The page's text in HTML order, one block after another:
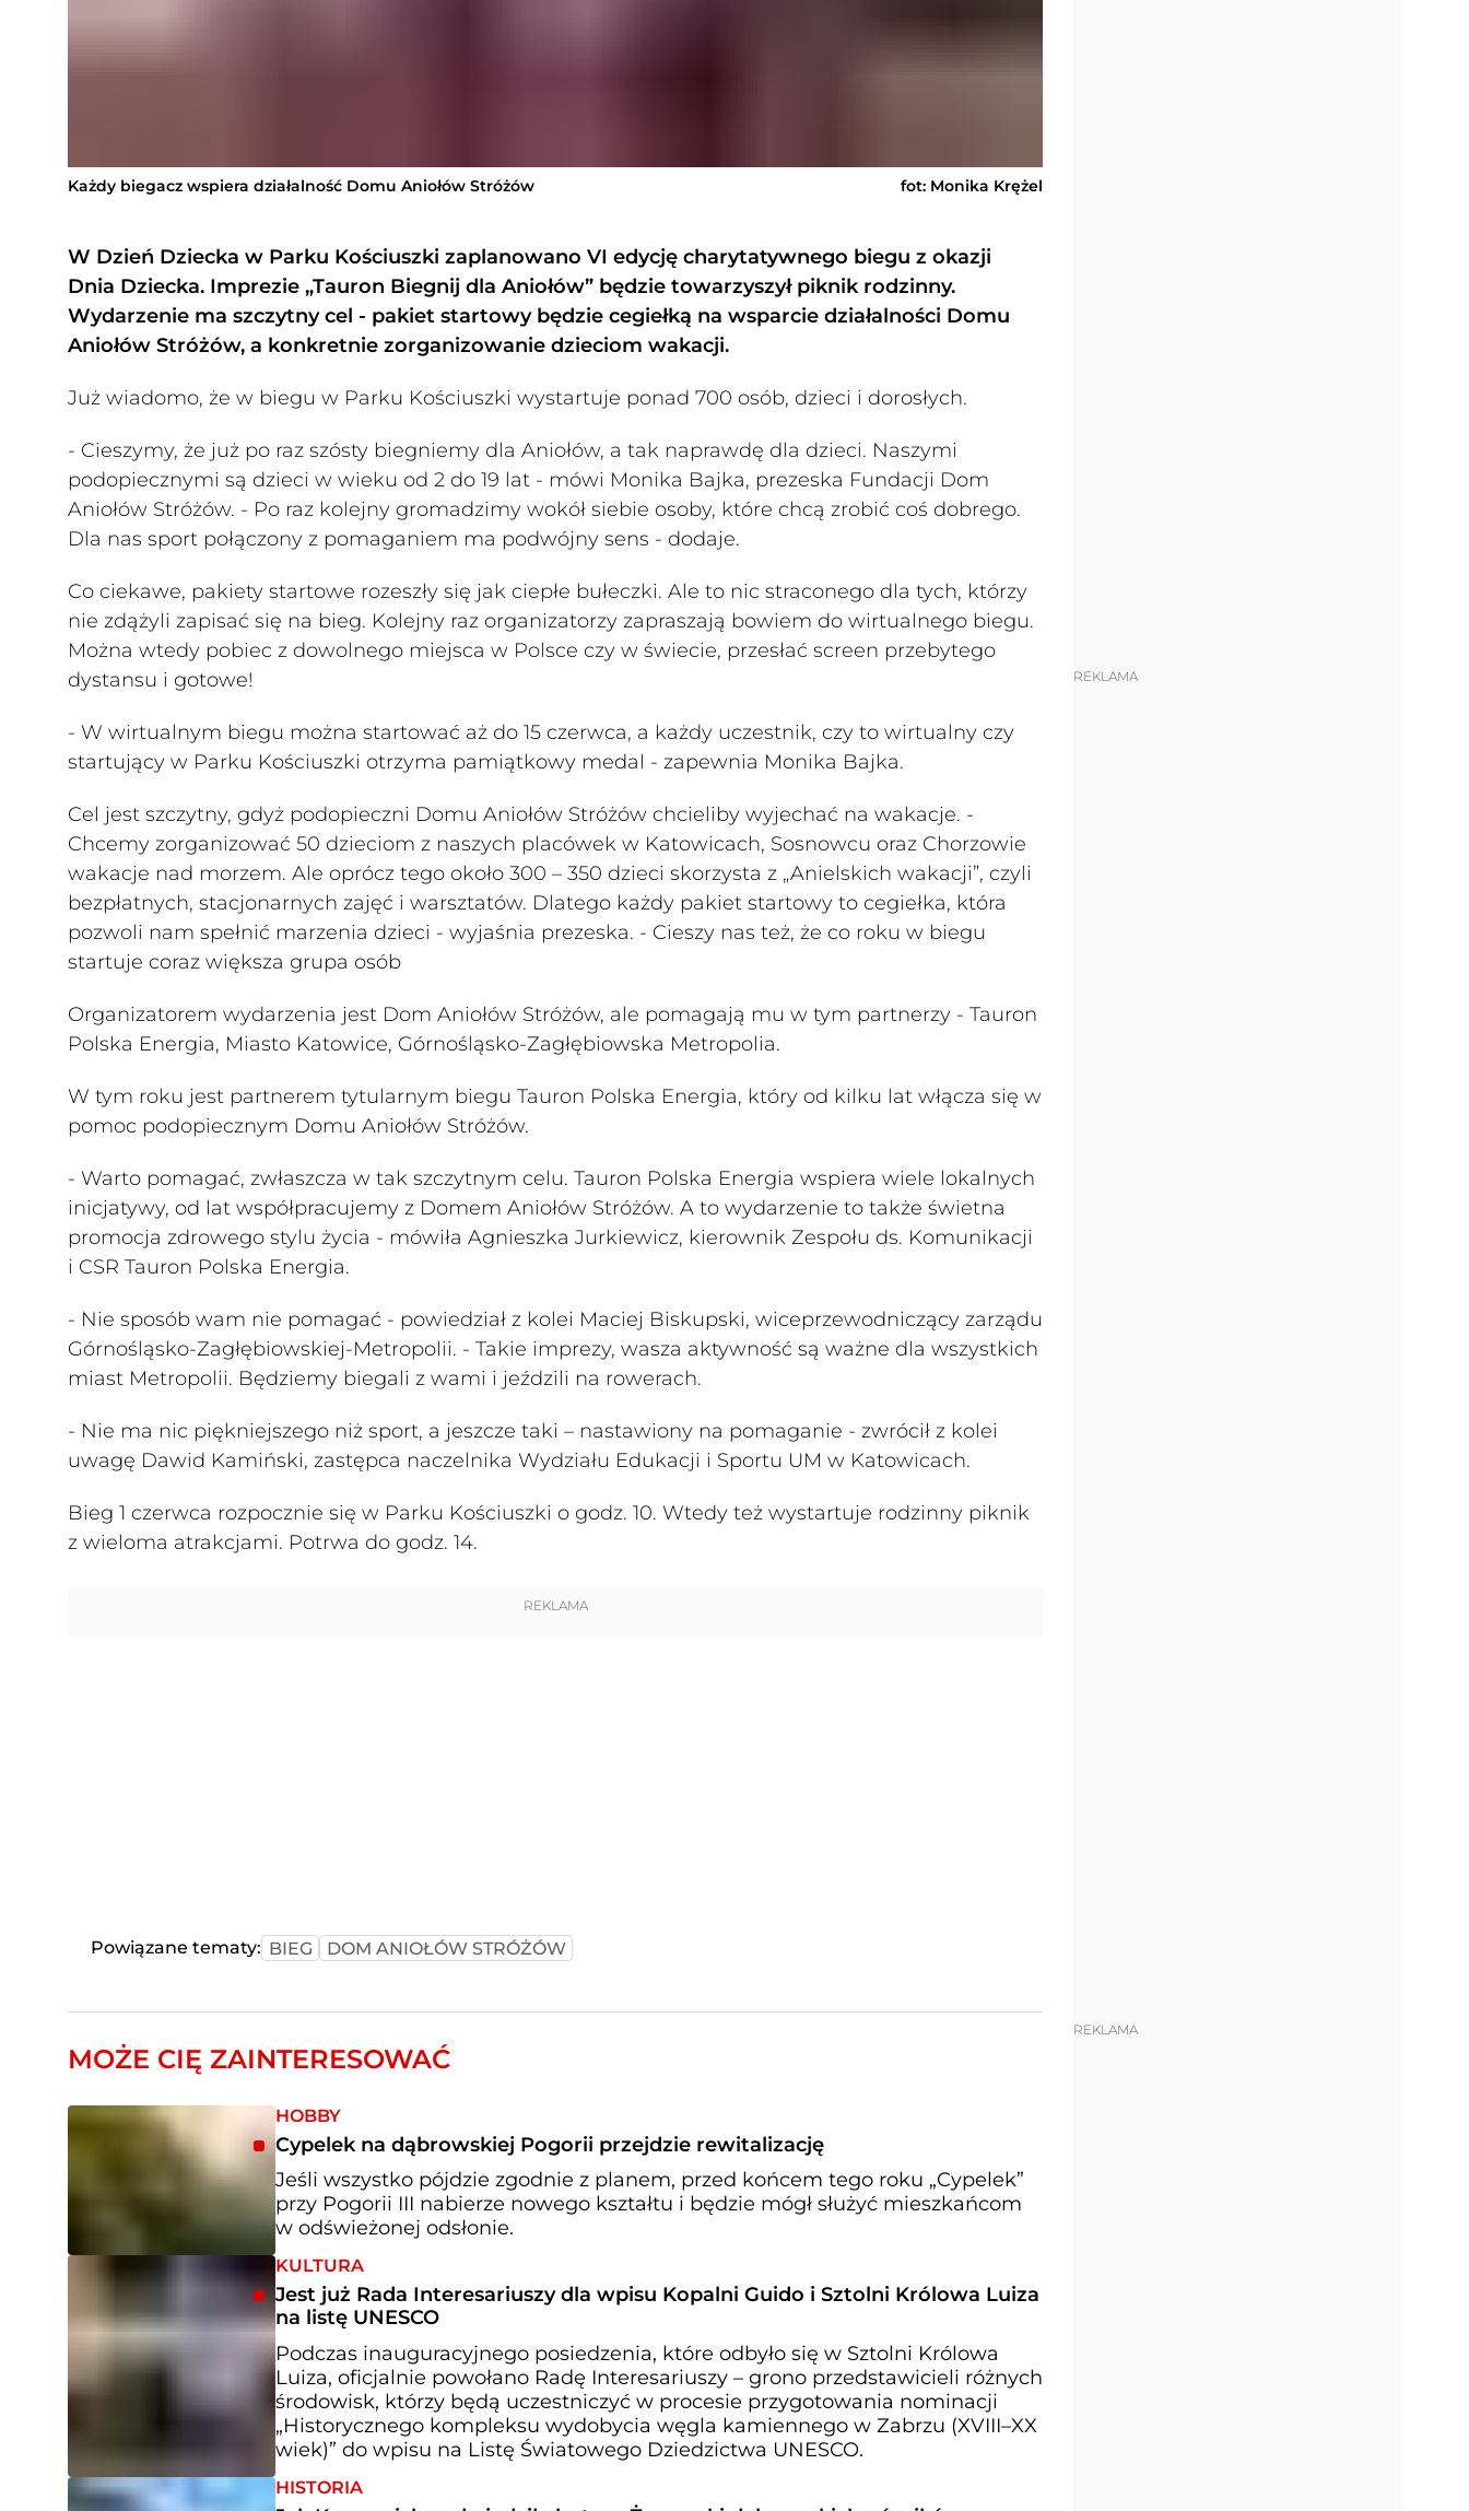
Każdy biegacz wspiera działalność Domu Aniołów Stróżów fot: Monika Krężel
W Dzień Dziecka w Parku Kościuszki zaplanowano VI edycję charytatywnego biegu z okazji
Dnia Dziecka. Imprezie „Tauron Biegnij dla Aniołów” będzie towarzyszył piknik rodzinny.
Wydarzenie ma szczytny cel - pakiet startowy będzie cegiełką na wsparcie działalności Domu
Aniołów Stróżów, a konkretnie zorganizowanie dzieciom wakacji.
Już wiadomo, że w biegu w Parku Kościuszki wystartuje ponad 700 osób, dzieci i dorosłych.
- Cieszymy, że już po raz szósty biegniemy dla Aniołów, a tak naprawdę dla dzieci. Naszymi
podopiecznymi są dzieci w wieku od 2 do 19 lat - mówi Monika Bajka, prezeska Fundacji Dom
Aniołów Stróżów. - Po raz kolejny gromadzimy wokół siebie osoby, które chcą zrobić coś dobrego.
Dla nas sport połączony z pomaganiem ma podwójny sens - dodaje.
Co ciekawe, pakiety startowe rozeszły się jak ciepłe bułeczki. Ale to nic straconego dla tych, którzy
nie zdążyli zapisać się na bieg. Kolejny raz organizatorzy zapraszają bowiem do wirtualnego biegu.
Można wtedy pobiec z dowolnego miejsca w Polsce czy w świecie, przesłać screen przebytego
dystansu i gotowe!
- W wirtualnym biegu można startować aż do 15 czerwca, a każdy uczestnik, czy to wirtualny czy
startujący w Parku Kościuszki otrzyma pamiątkowy medal - zapewnia Monika Bajka.
Cel jest szczytny, gdyż podopieczni Domu Aniołów Stróżów chcieliby wyjechać na wakacje. -
Chcemy zorganizować 50 dzieciom z naszych placówek w Katowicach, Sosnowcu oraz Chorzowie
wakacje nad morzem. Ale oprócz tego około 300 – 350 dzieci skorzysta z „Anielskich wakacji”, czyli
bezpłatnych, stacjonarnych zajęć i warsztatów. Dlatego każdy pakiet startowy to cegiełka, która
pozwoli nam spełnić marzenia dzieci - wyjaśnia prezeska. - Cieszy nas też, że co roku w biegu
startuje coraz większa grupa osób
Organizatorem wydarzenia jest Dom Aniołów Stróżów, ale pomagają mu w tym partnerzy - Tauron
Polska Energia, Miasto Katowice, Górnośląsko-Zagłębiowska Metropolia.
W tym roku jest partnerem tytularnym biegu Tauron Polska Energia, który od kilku lat włącza się w
pomoc podopiecznym Domu Aniołów Stróżów.
- Warto pomagać, zwłaszcza w tak szczytnym celu. Tauron Polska Energia wspiera wiele lokalnych
inicjatywy, od lat współpracujemy z Domem Aniołów Stróżów. A to wydarzenie to także świetna
promocja zdrowego stylu życia - mówiła Agnieszka Jurkiewicz, kierownik Zespołu ds. Komunikacji
i CSR Tauron Polska Energia.
- Nie sposób wam nie pomagać - powiedział z kolei Maciej Biskupski, wiceprzewodniczący zarządu
Górnośląsko-Zagłębiowskiej-Metropolii. - Takie imprezy, wasza aktywność są ważne dla wszystkich
miast Metropolii. Będziemy biegali z wami i jeździli na rowerach.
- Nie ma nic piękniejszego niż sport, a jeszcze taki – nastawiony na pomaganie - zwrócił z kolei
uwagę Dawid Kamiński, zastępca naczelnika Wydziału Edukacji i Sportu UM w Katowicach.
Bieg 1 czerwca rozpocznie się w Parku Kościuszki o godz. 10. Wtedy też wystartuje rodzinny piknik
z wieloma atrakcjami. Potrwa do godz. 14.
REKLAMA
Powiązane tematy: BIEG DOM ANIOŁÓW STRÓŻÓW
REKLAMA
MOŻE CIĘ ZAINTERESOWAĆ
HOBBY
Cypelek na dąbrowskiej Pogorii przejdzie rewitalizację
Jeśli wszystko pójdzie zgodnie z planem, przed końcem tego roku „Cypelek”
przy Pogorii III nabierze nowego kształtu i będzie mógł służyć mieszkańcom
w odświeżonej odsłonie.
KULTURA
Jest już Rada Interesariuszy dla wpisu Kopalni Guido i Sztolni Królowa Luiza
na listę UNESCO
Podczas inauguracyjnego posiedzenia, które odbyło się w Sztolni Królowa
Luiza, oficjalnie powołano Radę Interesariuszy – grono przedstawicieli różnych
środowisk, którzy będą uczestniczyć w procesie przygotowania nominacji
„Historycznego kompleksu wydobycia węgla kamiennego w Zabrzu (XVIII–XX
wiek)” do wpisu na Listę Światowego Dziedzictwa UNESCO.
HISTORIA
REKLAMA